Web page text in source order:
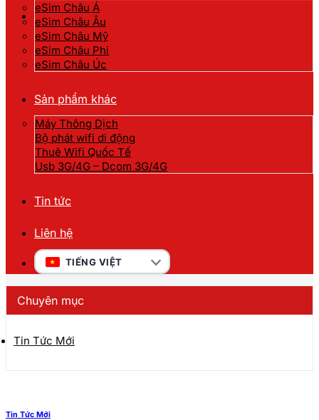
eSim Châu Á
eSim Châu Âu
eSim Châu Mỹ
eSim Châu Phi
eSim Châu Úc
Sản phẩm khác
Máy Thông Dịch
Bộ phát wifi di động
Thuê Wifi Quốc Tế
Usb 3G/4G – Dcom 3G/4G
Tin tức
Liên hệ
TIẾNG VIỆT
Chuyên mục
Tin Tức Mới
Tin Tức Mới